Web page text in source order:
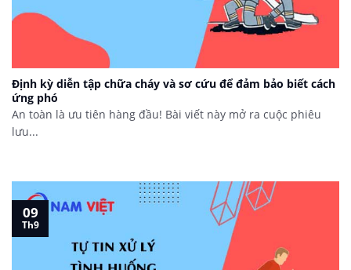
Định kỳ diễn tập chữa cháy và sơ cứu để đảm bảo biết cách
ứng phó
An toàn là ưu tiên hàng đầu! Bài viết này mở ra cuộc phiêu
lưu...
09
Th9